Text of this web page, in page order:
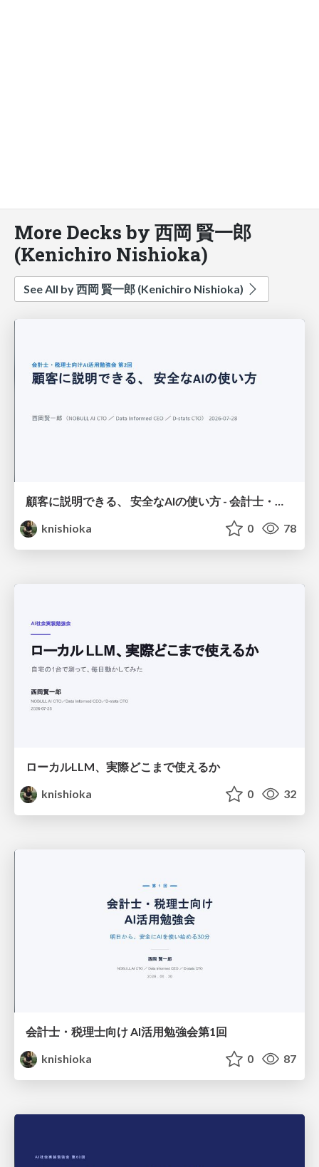
More Decks by 西岡 賢一郎
(Kenichiro Nishioka)
See All by 西岡 賢一郎 (Kenichiro Nishioka)
顧客に説明できる、 安全なAIの使い方 - 会計士・税理士向けAI活用勉強会 第2回
knishioka
0 78
ローカルLLM、実際どこまで使えるか
knishioka
0 32
会計士・税理士向け AI活用勉強会第1回
knishioka
0 87